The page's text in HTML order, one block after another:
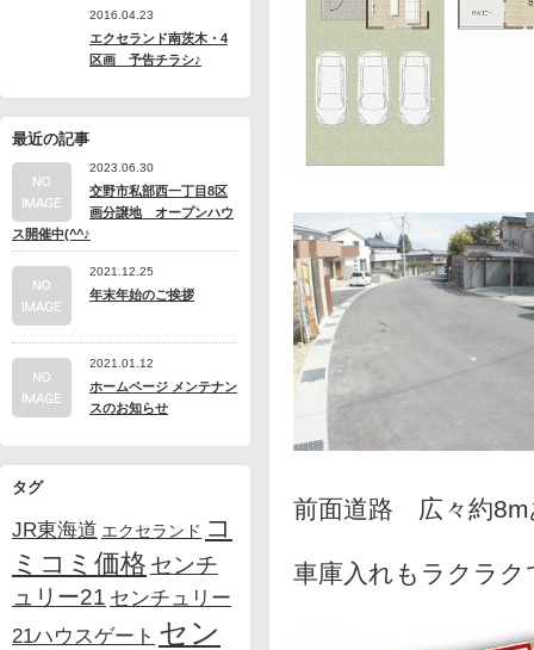
2016.04.23
エクセランド南茨木・4
区画 予告チラシ♪
最近の記事
2023.06.30
交野市私部西一丁目8区
画分譲地 オープンハウ
ス開催中(^^♪
2021.12.25
年末年始のご挨拶
2021.01.12
ホームページ メンテナン
スのお知らせ
タグ
JR東海道 エクセランド コ
ミコミ価格 センチ
ュリー21 センチュリー
21ハウスゲート セン
前面道路 広々約8m
車庫入れもラクラク